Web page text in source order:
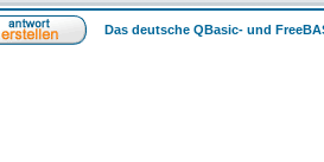
Das deutsche QBasic- und